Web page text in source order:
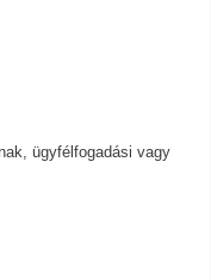
ügyfélfogadási vagy